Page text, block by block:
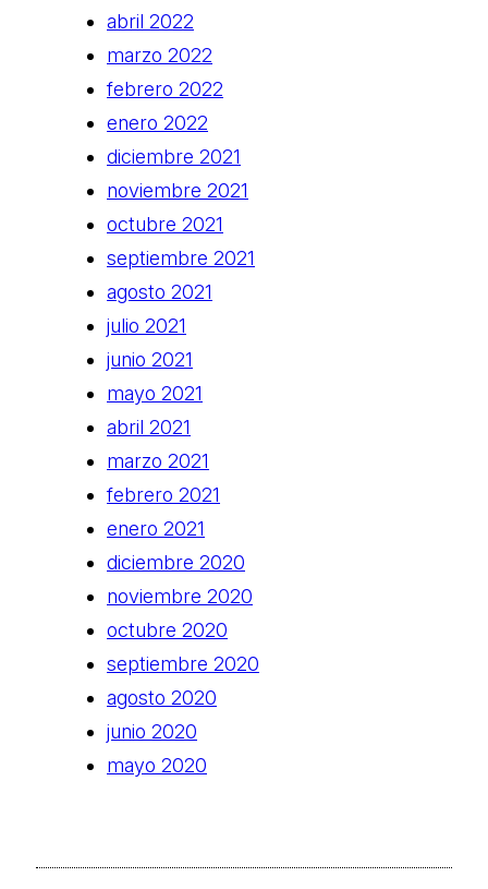
abril 2022
marzo 2022
febrero 2022
enero 2022
diciembre 2021
noviembre 2021
octubre 2021
septiembre 2021
agosto 2021
julio 2021
junio 2021
mayo 2021
abril 2021
marzo 2021
febrero 2021
enero 2021
diciembre 2020
noviembre 2020
octubre 2020
septiembre 2020
agosto 2020
junio 2020
mayo 2020